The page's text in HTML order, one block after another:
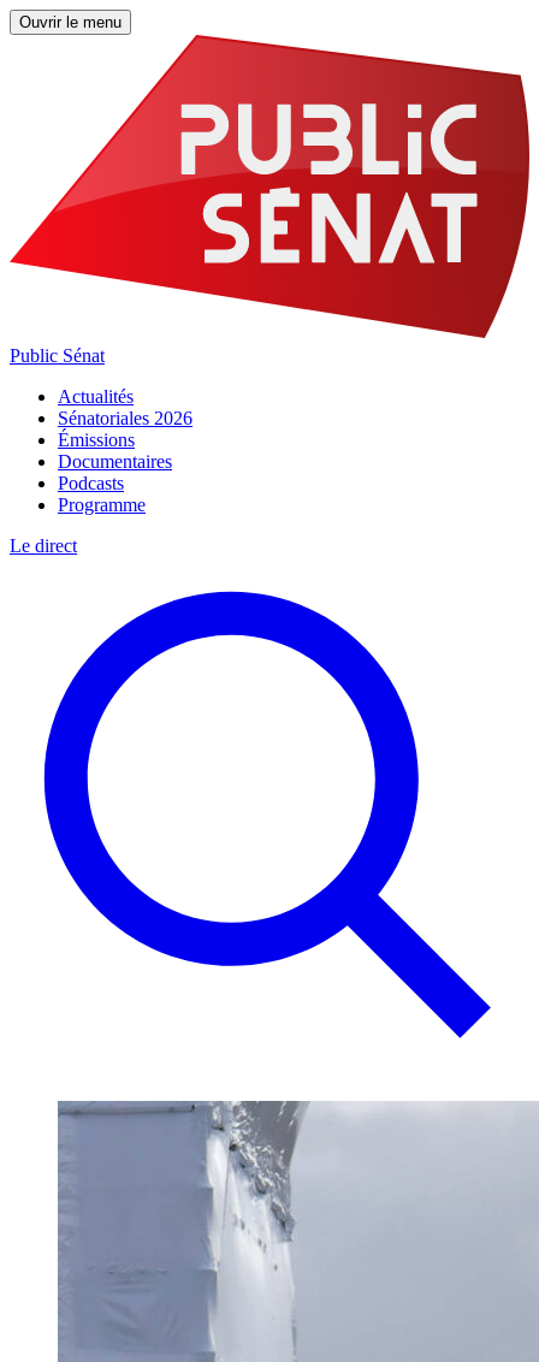
Ouvrir le menu
Public Sénat
Actualités
Sénatoriales 2026
Émissions
Documentaires
Podcasts
Programme
Le direct